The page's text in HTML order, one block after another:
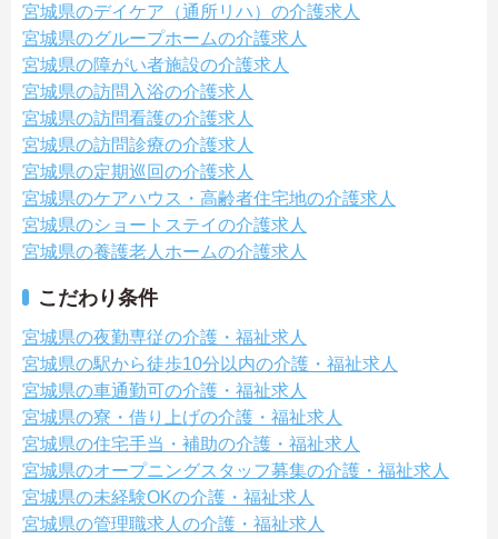
宮城県のデイケア（通所リハ）の介護求人
宮城県のグループホームの介護求人
宮城県の障がい者施設の介護求人
宮城県の訪問入浴の介護求人
宮城県の訪問看護の介護求人
宮城県の訪問診療の介護求人
宮城県の定期巡回の介護求人
宮城県のケアハウス・高齢者住宅地の介護求人
宮城県のショートステイの介護求人
宮城県の養護老人ホームの介護求人
こだわり条件
宮城県の夜勤専従の介護・福祉求人
宮城県の駅から徒歩10分以内の介護・福祉求人
宮城県の車通勤可の介護・福祉求人
宮城県の寮・借り上げの介護・福祉求人
宮城県の住宅手当・補助の介護・福祉求人
宮城県のオープニングスタッフ募集の介護・福祉求人
宮城県の未経験OKの介護・福祉求人
宮城県の管理職求人の介護・福祉求人